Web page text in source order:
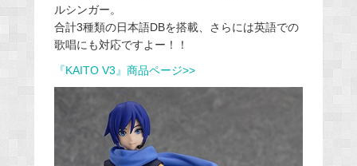
ルシンガー。
合計3種類の日本語DBを搭載、さらには英語での
歌唱にも対応ですよー！！
『KAITO V3』商品ページ>>